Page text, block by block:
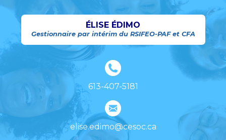
ÉLISE ÉDIMO
Gestionnaire par intérim du RSIFEO-PAF et CFA
613-407-5181
elise.edimo@cesoc.ca